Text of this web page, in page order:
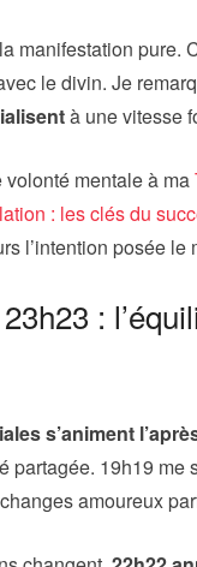
manifestation pure.
le divin. Je
à une vitesse
mentale à ma
: les clés du
l’intention posée le
:
s’animent
partagée. 19h19 me
amoureux